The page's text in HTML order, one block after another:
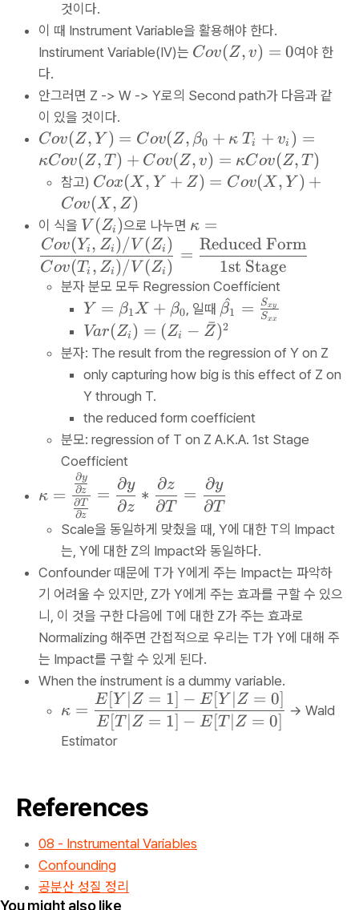
_i
+
\
p
m
b
{\
be
ta
W
_i
+
u
p
a
T
_
i
+
i
_i
+
u
e
q
a
p
p
것이다.
이 때 Instrument Variable을 활용해야 한다.
Instirument Variable(IV)는 C
v
Z
,
v
)
0
Cov(Z, v) = 0여야 한
다.
안그러면 Z -> W -> Y로의 Second path가 다음과 같
이 있을 것이다.
C
o
Z
,
Y
)
=
v
b
a
\
k
a
p
p
a
T
_
=
\
k
Cov(Z, Y ) = Cov(Z, β0 + κ Ti + vi ) =
κCov(Z, T ) + Cov(Z, v) = κCov(Z, T )
참고) C
o
x
(
X
,
Y
+
Z
)
=
C
o
(
X
)
+
C
o
v
(
X
,
Z
)
Cox(X , Y + Z) = Cov(X , Y ) +
Cov(X , Z)
이 식을 V
(
Z
_
i)
V (Zi )으로 나누면 \
a
p
p
a
=
\
df
a
c
o
(
Y
_i
,
Z
_i
)
/
V
(
Z
o
κ =
Cov(T i , Zi )/ V (Zi )
Cov( Yi , Zi )/ V (Zi )
=
1st Stage
Reduced Form
분자 분모 모두 Regression Coefficient
Y
=
b
e
t
a
_
{
1
}
X
+
\
b
e
t
a
_
Y = β1X + β0, 일때 \
h
a
t
{
b
e
a
_
1
}
=
{
S
_
{
}
\
o
β1
^ = Sxx
Sxy
V
a
r(
Z
_
i)
=
(
Z
_
i
-
\
b
a
r
{
Z
}
^
2
Var(Zi ) = (Zi − Z
ˉ)2
분자: The result from the regression of Y on Z
only capturing how big is this effect of Z on
Y through T.
the reduced form coefficient
분모: regression of T on Z A.K.A. 1st Stage
Coefficient
k
p
a
=
\
d
fr
a
{
{
p
a
rt
i
κ =
∂z
∂T
∂z
∂y
=
∂z
∂y
∗
∂T
∂z
=
∂T
∂y
Scale을 동일하게 맞췄을 때, Y에 대한 T의 Impact
는, Y에 대한 Z의 Impact와 동일하다.
Confounder 때문에 T가 Y에게 주는 Impact는 파악하
기 어려울 수 있지만, Z가 Y에게 주는 효과를 구할 수 있으
니, 이 것을 구한 다음에 T에 대한 Z가 주는 효과로
Normalizing 해주면 간접적으로 우리는 T가 Y에 대해 주
는 Impact를 구할 수 있게 된다.
When the instrument is a dummy variable.
k
a
=
\
d
fr
a
κ =
E [T ∣ Z = 1] − E [T ∣ Z = 0]
E [Y ∣ Z = 1] − E [Y ∣ Z = 0]
→ Wald
Estimator
References
08 - Instrumental Variables
Confounding
공분산 성질 정리
You might also like